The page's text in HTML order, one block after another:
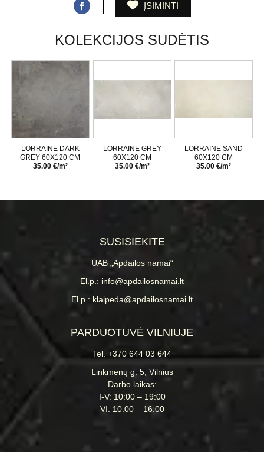
ĮSIMINTI
KOLEKCIJOS SUDĖTIS
LORRAINE DARK
GREY 60X120 CM
35.00 €/m²
LORRAINE GREY
60X120 CM
35.00 €/m²
LORRAINE SAND
60X120 CM
35.00 €/m²
SUSISIEKITE
UAB „Apdailos namai“
El.p.: info@apdailosnamai.lt
El.p.: klaipeda@apdailosnamai.lt
PARDUOTUVĖ VILNIUJE
Tel. +370 644 03 644
Linkmenų g. 5, Vilnius
Darbo laikas:
I-V: 10:00 – 19:00
VI: 10:00 – 16:00